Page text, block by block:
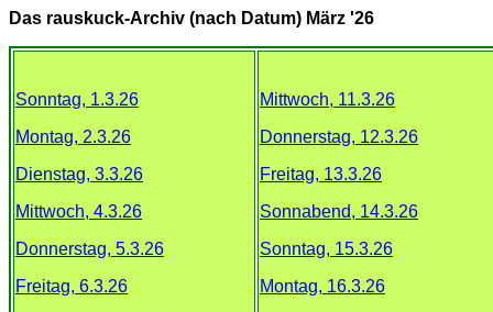
Das rauskuck-Archiv (nach Datum) März '26
Sonntag, 1.3.26
Montag, 2.3.26
Dienstag, 3.3.26
Mittwoch, 4.3.26
Donnerstag, 5.3.26
Freitag, 6.3.26
Mittwoch, 11.3.26
Donnerstag, 12.3.26
Freitag, 13.3.26
Sonnabend, 14.3.26
Sonntag, 15.3.26
Montag, 16.3.26